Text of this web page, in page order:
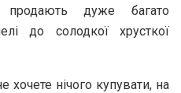
дуже багато
до солодкої хрусткої
хочете нічого купувати, на